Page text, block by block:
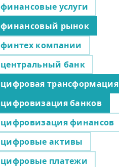
финансовые услуги
финансовый рынок
финтех компании
центральный банк
цифровая трансформация
цифровизация банков
цифровизация финансов
цифровые активы
цифровые платежи